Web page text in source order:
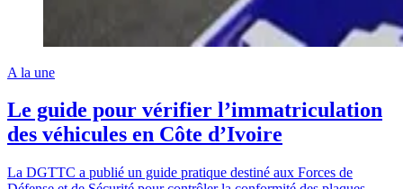
A la une
Le guide pour vérifier l’immatriculation
des véhicules en Côte d’Ivoire
La DGTTC a publié un guide pratique destiné aux Forces de